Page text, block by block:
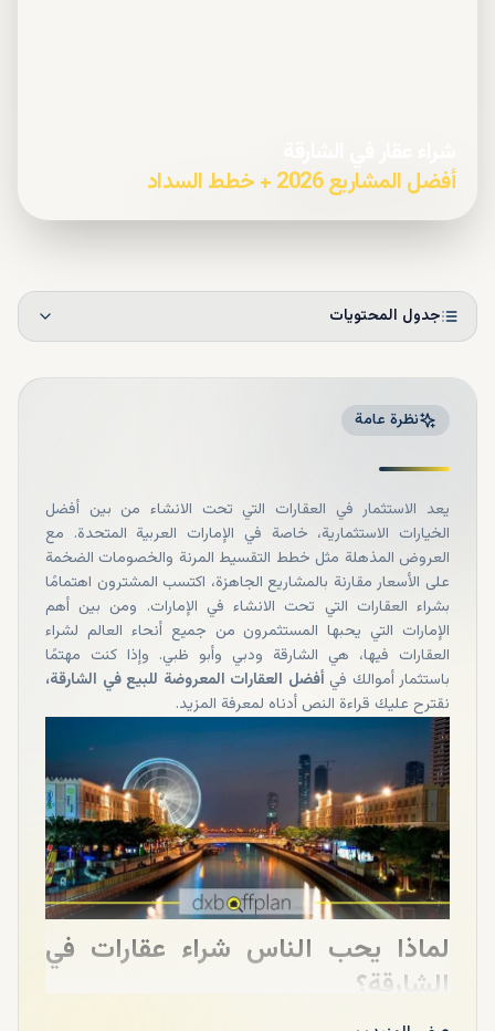
أفضل المشاريع 2026 + خطط السداد
جدول المحتويات
نظرة عامة
يعد الاستثمار في العقارات التي تحت الانشاء من بين أفضل
الخيارات الاستثمارية، خاصة في الإمارات العربية المتحدة. مع
العروض المذهلة مثل خطط التقسيط المرنة والخصومات الضخمة
على الأسعار مقارنة بالمشاريع الجاهزة، اكتسب المشترون اهتمامًا
بشراء العقارات التي تحت الانشاء في الإمارات. ومن بين أهم
الإمارات التي يحبها المستثمرون من جميع أنحاء العالم لشراء
العقارات فيها، هي الشارقة ودبي وأبو ظبي. وإذا كنت مهتمًا
باستثمار أموالك في أفضل العقارات المعروضة للبيع في الشارقة،
نقترح عليك قراءة النص أدناه لمعرفة المزيد.
لماذا يحب الناس شراء عقارات في
الشارقة؟